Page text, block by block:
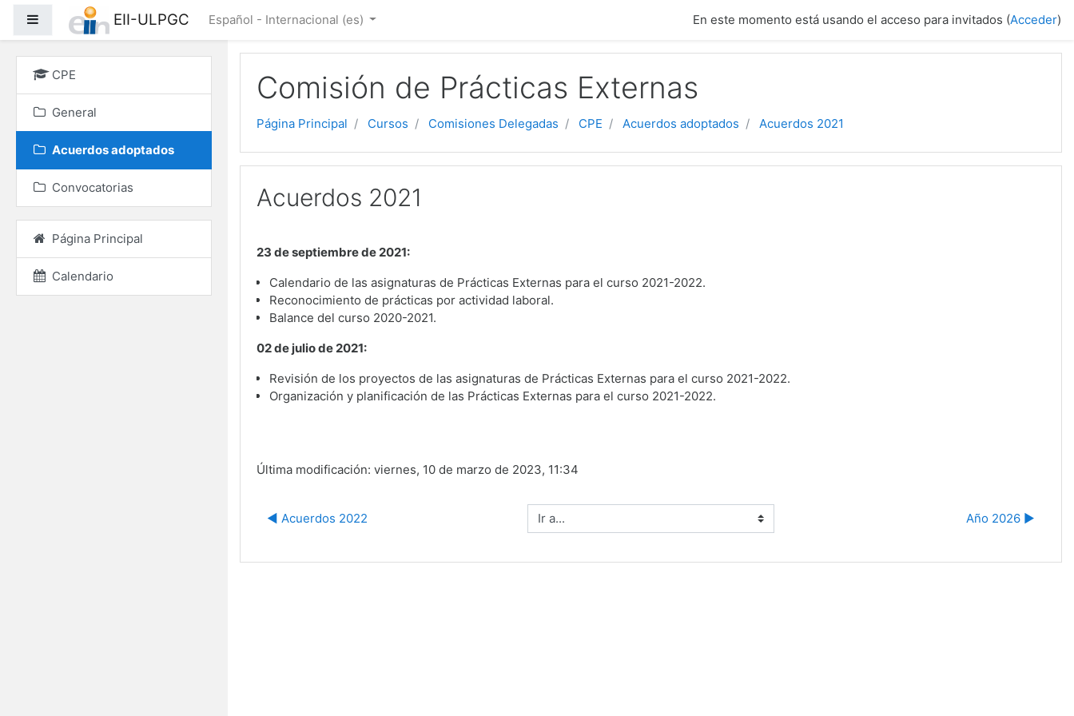
Panel lateral EII-ULPGC Español - Internacional ‎(es)‎ En este momento está usando el acceso para invitados (Acceder)
Comisión de Prácticas Externas
Página Principal Cursos Comisiones Delegadas CPE Acuerdos adoptados Acuerdos 2021
Acuerdos 2021
23 de septiembre de 2021:
Calendario de las asignaturas de Prácticas Externas para el curso 2021-2022.
Reconocimiento de prácticas por actividad laboral.
Balance del curso 2020-2021.
02 de julio de 2021:
Revisión de los proyectos de las asignaturas de Prácticas Externas para el curso 2021-2022.
Organización y planificación de las Prácticas Externas para el curso 2021-2022.
Última modificación: viernes, 10 de marzo de 2023, 11:34
◀︎ Acuerdos 2022 Ir a... Año 2026 ▶︎
CPE
General
Acuerdos adoptados
Convocatorias
Página Principal
Calendario